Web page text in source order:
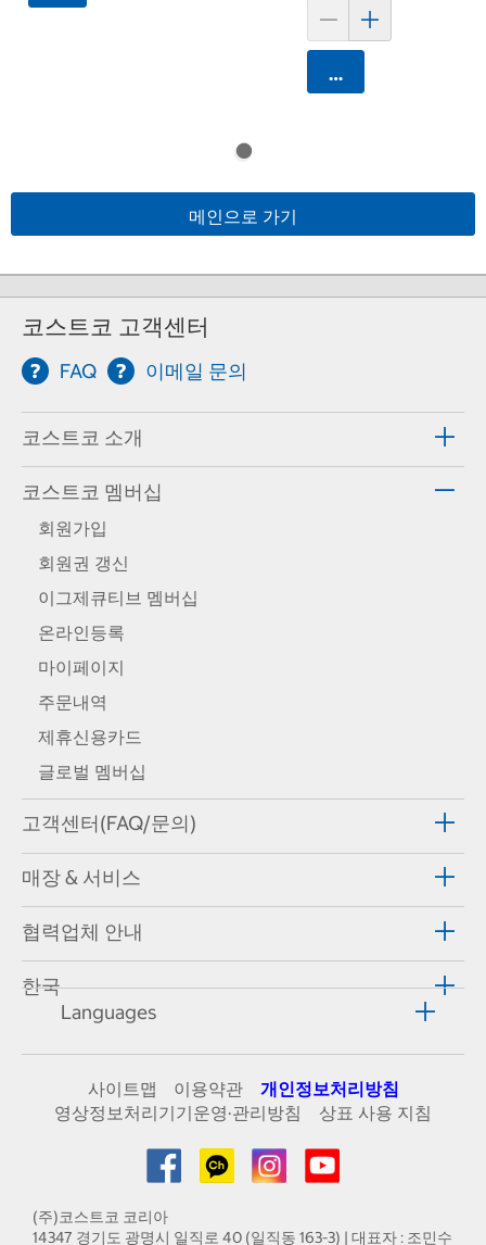
카트에 담기
메인으로 가기
코스트코 고객센터
FAQ 이메일 문의
코스트코 소개
코스트코 멤버십
회원가입
회원권 갱신
이그제큐티브 멤버십
온라인등록
마이페이지
주문내역
제휴신용카드
글로벌 멤버십
고객센터(FAQ/문의)
매장 & 서비스
협력업체 안내
한국
Languages
사이트맵 이용약관
개인정보처리방침
영상정보처리기기운영·관리방침
상표 사용 지침
(주)코스트코 코리아
14347 경기도 광명시 일직로 40 (일직동 163-3) | 대표자 : 조민수